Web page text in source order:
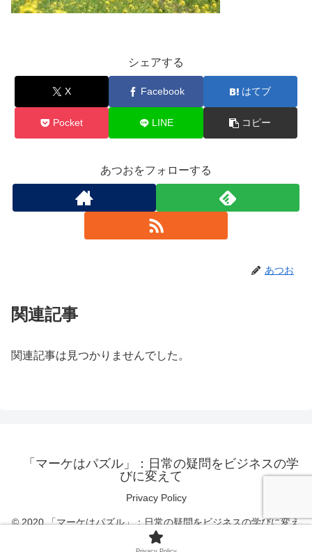
シェアする
X Facebook はてブ
Pocket LINE コピー
あつおをフォローする
あつお
関連記事
関連記事は見つかりませんでした。
「マーケはパズル」：日常の疑問をビジネスの学
びに変えて
Privacy Policy
© 2020 「マーケはパズル」：日常の疑問をビジネスの学びに変え
て.